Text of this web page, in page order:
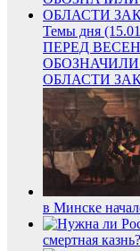
Темы дня
ПЕРЕД
ОБЛАСТИ
в Минске
смертная казнь?